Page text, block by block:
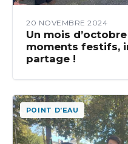
20 NOVEMBRE 2024
Un mois
moments festifs,
partage !
POINT D’EAU